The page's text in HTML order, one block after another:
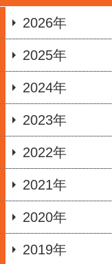
2026年
2025年
2024年
2023年
2022年
2021年
2020年
2019年